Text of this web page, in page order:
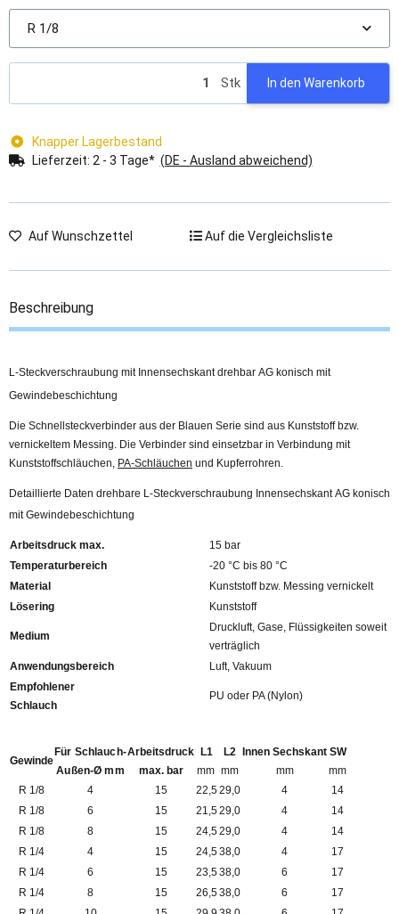
R 1/8
Stk In den Warenkorb
Knapper Lagerbestand
Lieferzeit: 2 - 3 Tage* (DE - Ausland abweichend)
Auf Wunschzettel Auf die Vergleichsliste
Beschreibung
L-Steckverschraubung mit Innensechskant drehbar AG konisch mit
Gewindebeschichtung
Die Schnellsteckverbinder aus der Blauen Serie sind aus Kunststoff bzw.
vernickeltem Messing. Die Verbinder sind einsetzbar in Verbindung mit
Kunststoffschläuchen, PA-Schläuchen und Kupferrohren.
Detaillierte Daten drehbare L-Steckverschraubung Innensechskant AG konisch
mit Gewindebeschichtung
Arbeitsdruck max.
15 bar
Temperaturbereich
-20 °C bis 80 °C
Material
Kunststoff bzw. Messing vernickelt
Lösering
Kunststoff
Medium
Druckluft, Gase, Flüssigkeiten soweit
verträglich
Anwendungsbereich
Luft, Vakuum
Empfohlener
Schlauch
PU oder PA (Nylon)
Gewinde
Für Schlauch-
Außen-Ø mm
Arbeitsdruck
max. bar
L1
mm
L2
mm
Innen Sechskant
mm
SW
mm
R 1/8
4 15 22,529,0 4
14
R 1/8
6 15 21,529,0 4
14
R 1/8
8 15 24,529,0 4
14
R 1/4
4 15 24,538,0 4
17
R 1/4
6 15 23,538,0 6
17
R 1/4
8 15 26,538,0 6
17